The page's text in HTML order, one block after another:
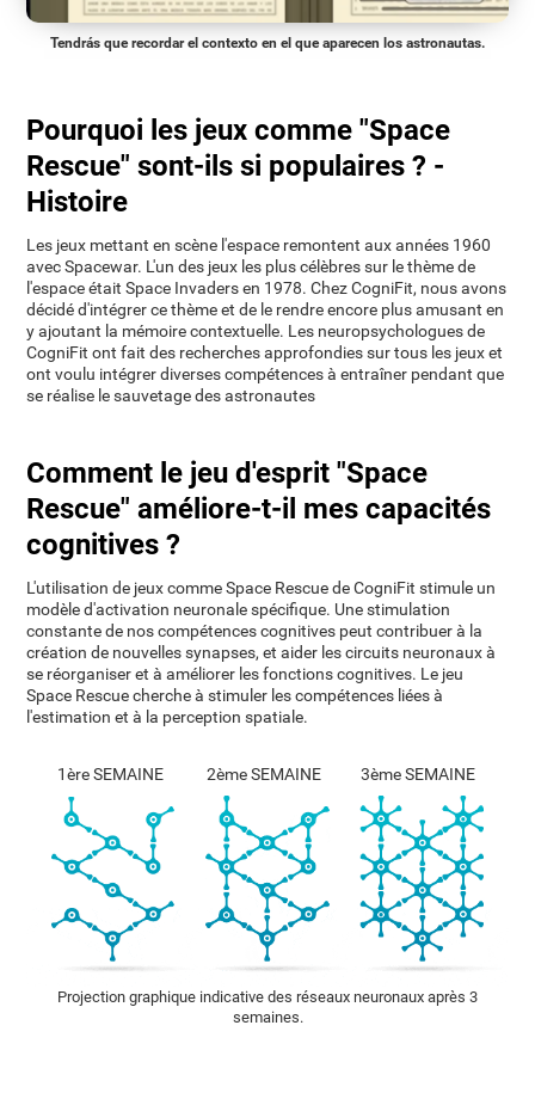
Tendrás que recordar el contexto en el que aparecen los astronautas.
Pourquoi les jeux comme "Space
Rescue" sont-ils si populaires ? -
Histoire
Les jeux mettant en scène l'espace remontent aux années 1960
avec Spacewar. L'un des jeux les plus célèbres sur le thème de
l'espace était Space Invaders en 1978. Chez CogniFit, nous avons
décidé d'intégrer ce thème et de le rendre encore plus amusant en
y ajoutant la mémoire contextuelle. Les neuropsychologues de
CogniFit ont fait des recherches approfondies sur tous les jeux et
ont voulu intégrer diverses compétences à entraîner pendant que
se réalise le sauvetage des astronautes
Comment le jeu d'esprit "Space
Rescue" améliore-t-il mes capacités
cognitives ?
L'utilisation de jeux comme Space Rescue de CogniFit stimule un
modèle d'activation neuronale spécifique. Une stimulation
constante de nos compétences cognitives peut contribuer à la
création de nouvelles synapses, et aider les circuits neuronaux à
se réorganiser et à améliorer les fonctions cognitives. Le jeu
Space Rescue cherche à stimuler les compétences liées à
l'estimation et à la perception spatiale.
1ère SEMAINE 2ème SEMAINE 3ème SEMAINE
Projection graphique indicative des réseaux neuronaux après 3
semaines.